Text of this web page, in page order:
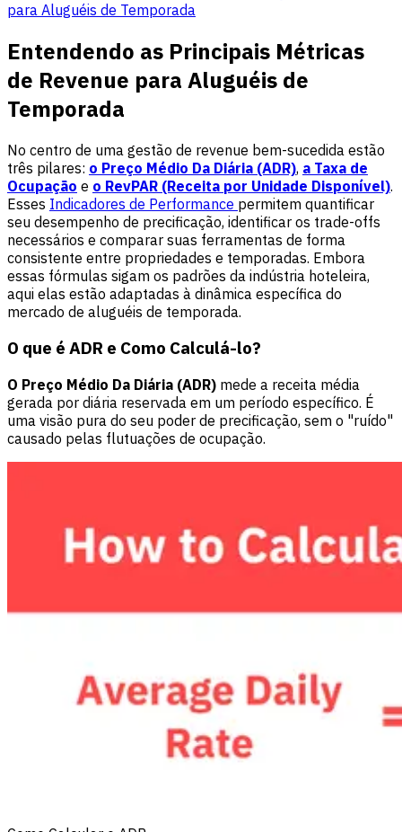
para Aluguéis de Temporada
Entendendo as Principais Métricas
de Revenue para Aluguéis de
Temporada
No centro de uma gestão de revenue bem-sucedida estão
três pilares: o Preço Médio Da Diária (ADR), a Taxa de
Ocupação e o RevPAR (Receita por Unidade Disponível).
Esses Indicadores de Performance permitem quantificar
seu desempenho de precificação, identificar os trade-offs
necessários e comparar suas ferramentas de forma
consistente entre propriedades e temporadas. Embora
essas fórmulas sigam os padrões da indústria hoteleira,
aqui elas estão adaptadas à dinâmica específica do
mercado de aluguéis de temporada.
O que é ADR e Como Calculá-lo?
O Preço Médio Da Diária (ADR) mede a receita média
gerada por diária reservada em um período específico. É
uma visão pura do seu poder de precificação, sem o "ruído"
causado pelas flutuações de ocupação.